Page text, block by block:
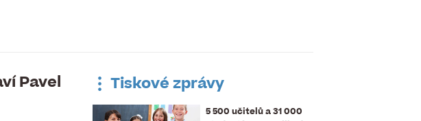
Pavel Tiskové zprávy
5 500 učitelů a 31 000